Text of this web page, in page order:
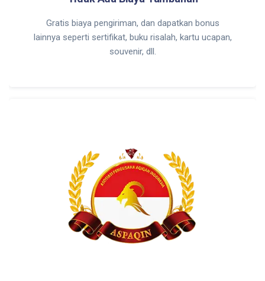
Gratis biaya pengiriman, dan dapatkan bonus
lainnya seperti sertifikat, buku risalah, kartu ucapan,
souvenir, dll.